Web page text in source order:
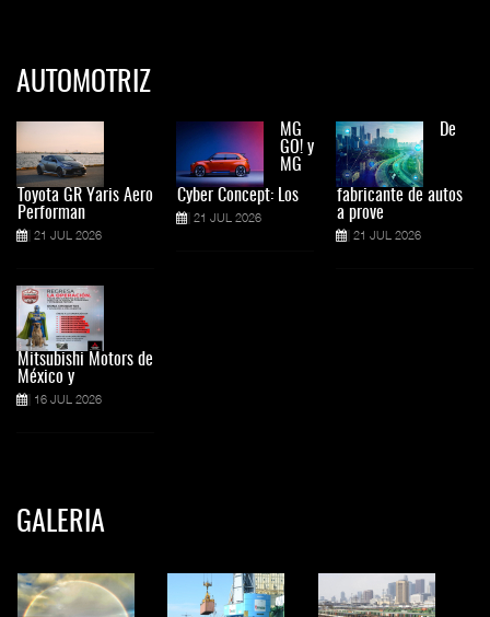
AUTOMOTRIZ
Toyota GR Yaris Aero
Performan
21 JUL 2026
Mitsubishi Motors de
México y
16 JUL 2026
MG
GO! y
MG
Cyber Concept: Los
21 JUL 2026
De
fabricante de autos
a prove
21 JUL 2026
GALERIA